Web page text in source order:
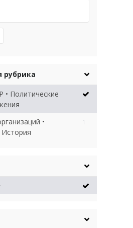
рубрика
• Политические
1
•